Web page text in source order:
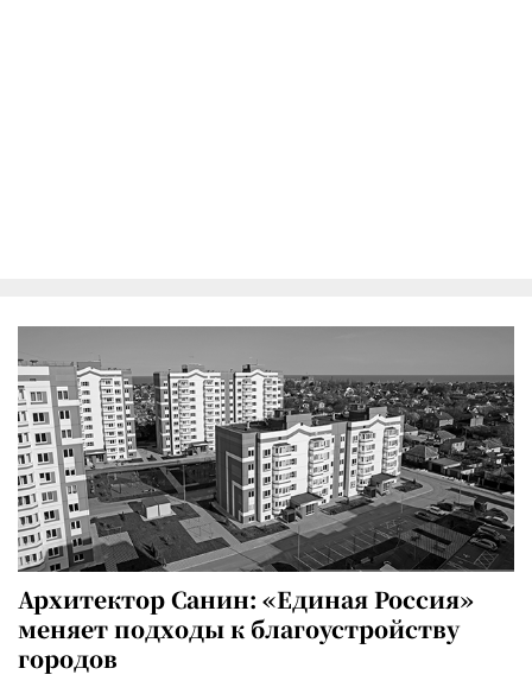
Архитектор Санин: «Единая Россия»
меняет подходы к благоустройству
городов